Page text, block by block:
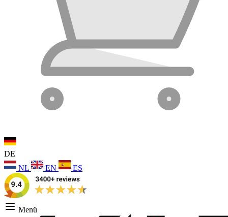
DE
NL
EN ES
Menü